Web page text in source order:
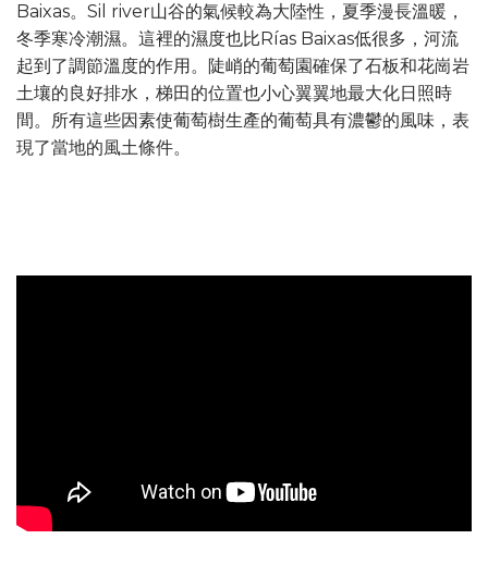
Baixas。Sil river山谷的氣候較為大陸性，夏季漫長溫暖，
冬季寒冷潮濕。這裡的濕度也比Rías Baixas低很多，河流
起到了調節溫度的作用。陡峭的葡萄園確保了石板和花崗岩
土壤的良好排水，梯田的位置也小心翼翼地最大化日照時
間。所有這些因素使葡萄樹生產的葡萄具有濃鬱的風味，表
現了當地的風土條件。